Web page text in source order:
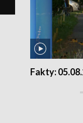
Fakty: